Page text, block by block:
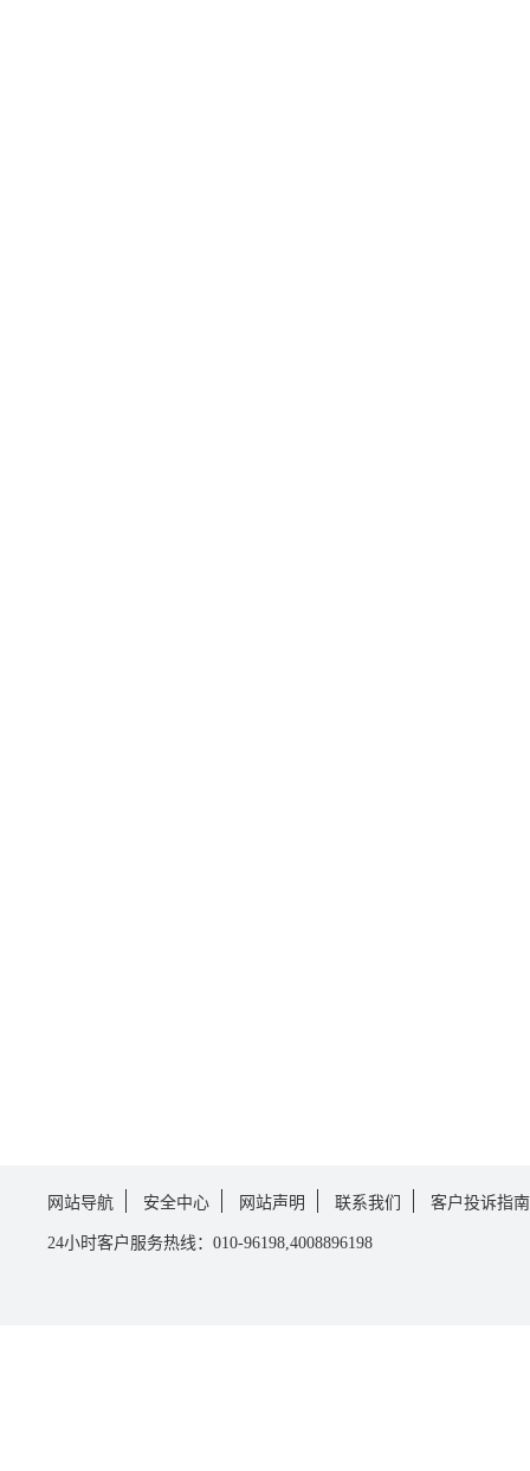
网站导航 安全中心 网站声明 联系我们 客户投诉指南
24小时客户服务热线：010-96198,4008896198